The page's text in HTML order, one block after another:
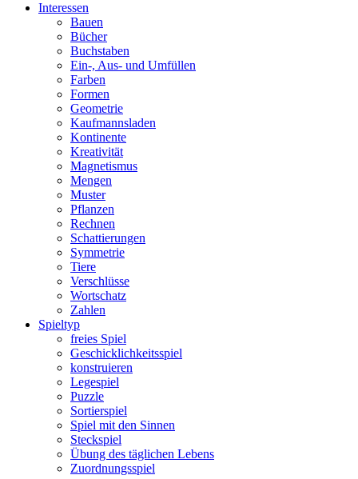
Interessen
Bauen
Bücher
Buchstaben
Ein-, Aus- und Umfüllen
Farben
Formen
Geometrie
Kaufmannsladen
Kontinente
Kreativität
Magnetismus
Mengen
Muster
Pflanzen
Rechnen
Schattierungen
Symmetrie
Tiere
Verschlüsse
Wortschatz
Zahlen
Spieltyp
freies Spiel
Geschicklichkeitsspiel
konstruieren
Legespiel
Puzzle
Sortierspiel
Spiel mit den Sinnen
Steckspiel
Übung des täglichen Lebens
Zuordnungsspiel